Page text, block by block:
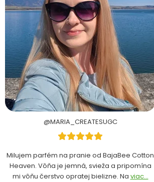
@MARIA_CREATESUGC
Milujem parfém na pranie od BajaBee Cotton
Heaven. Vôňa je jemná, svieža a pripomína
mi vôňu čerstvo opratej bielizne. Na viac...